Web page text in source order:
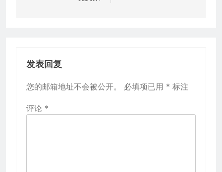
发表回复
您的邮箱地址不会被公开。 必填项已用 * 标注
评论 *